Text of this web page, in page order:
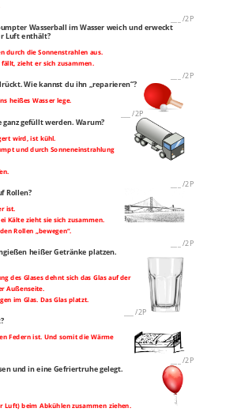
/2P
Wasserball im Wasser weich und erweckt
Luft enthält?
durch die Sonnenstrahlen aus.
zieht er sich zusammen.
/2P
Wie kannst du ihn „reparieren“?
heißes Wasser lege.
/2P
gefüllt werden. Warum?
wird, ist kühl.
und durch Sonneneinstrahlung
/2P
Rollen?
ist.
Kälte zieht sie sich zusammen.
Rollen „bewegen“.
/2P
heißer Getränke platzen.
des Glases dehnt sich das Glas auf der
Außenseite.
im Glas. Das Glas platzt.
/2P
Federn ist. Und somit die Wärme
/2P
und in eine Gefriertruhe gelegt.
Luft) beim Abkühlen zusammen ziehen.